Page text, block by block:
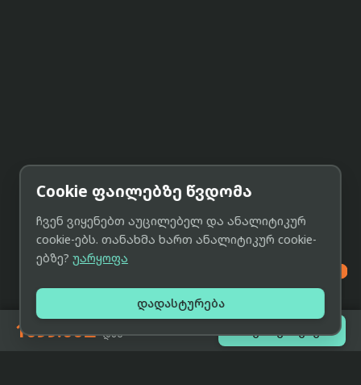
1099.00₾-დან შეთავაზებები

Cookie ფაილებზე წვდომა
ჩვენ ვიყენებთ აუცილებელ და ანალიტიკურ
cookie-ებს. თანახმა ხართ ანალიტიკურ cookie-
ებზე? უარყოფა
დადასტურება